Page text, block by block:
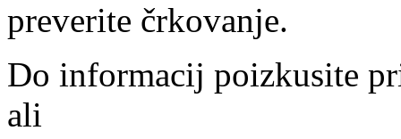
preverite črkovanje.
Do informacij poizkusite
ali